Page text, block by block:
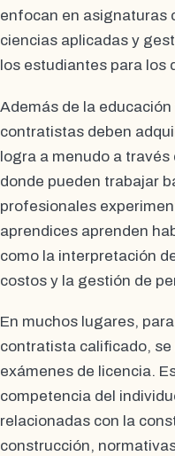
enfocan en asignaturas
ciencias aplicadas y
los estudiantes para los
Además de la
contratistas deben
logra a menudo a
donde pueden trabajar
profesionales
aprendices aprenden
como la interpretación
costos y la gestión de
En muchos lugares,
contratista calificado,
exámenes de licencia.
competencia del
relacionadas con la
construcción,